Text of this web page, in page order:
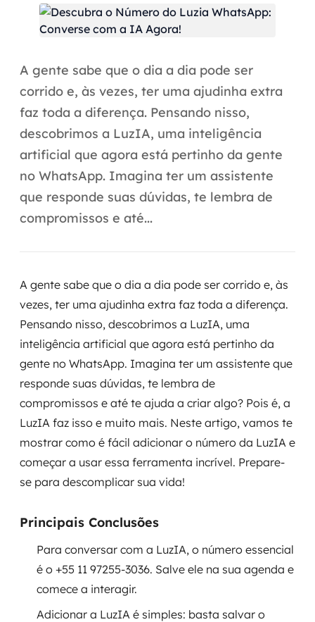
Aceleradores de IA
Integração de IA
RPA e hiperautomação
AI Day
Transformar dados em decisão
Data Analytics
Data Platforms
Business Intelligence
Data Lakes & Warehouses
Governança de dados
Modernização de aplicações
Desenvolvimento web e mobile
Modernização tecnológica
Migração para Cloud
Transformação digital
UX / UI design
A gente sabe que o dia a dia pode ser
corrido e, às vezes, ter uma ajudinha extra
faz toda a diferença. Pensando nisso,
descobrimos a LuzIA, uma inteligência
artificial que agora está pertinho da gente
no WhatsApp. Imagina ter um assistente
que responde suas dúvidas, te lembra de
compromissos e até...
A gente sabe que o dia a dia pode ser corrido e, às
vezes, ter uma ajudinha extra faz toda a diferença.
Pensando nisso, descobrimos a LuzIA, uma
inteligência artificial que agora está pertinho da
gente no WhatsApp. Imagina ter um assistente que
responde suas dúvidas, te lembra de
compromissos e até te ajuda a criar algo? Pois é, a
LuzIA faz isso e muito mais. Neste artigo, vamos te
mostrar como é fácil adicionar o número da LuzIA e
começar a usar essa ferramenta incrível. Prepare-
se para descomplicar sua vida!
Principais Conclusões
Para conversar com a LuzIA, o número essencial
é o +55 11 97255-3036. Salve ele na sua agenda e
comece a interagir.
Adicionar a LuzIA é simples: basta salvar o